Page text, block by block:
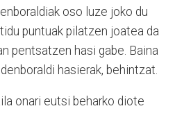
oso luze joko du
puntuak pilatzen joatea da
pentsatzen hasi gabe. Baina
hasierak, behintzat.
onari eutsi beharko diote